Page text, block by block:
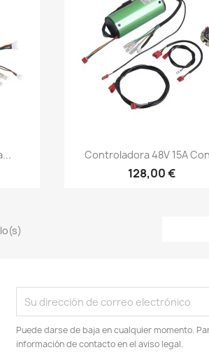
Vista rápida
Controladora 48V 15A
128,00 €
Puede darse de baja en cualquier momento.
información de contacto en el aviso legal.